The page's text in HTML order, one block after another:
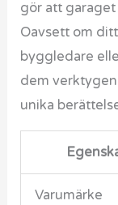
gör att
Oavsett om
byggledare
dem
unika
Varumärke